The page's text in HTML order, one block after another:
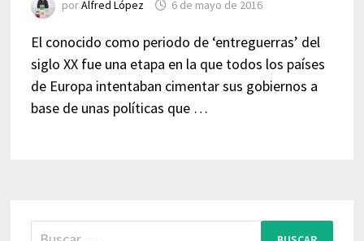
porAlfred López 6 de mayo de 2016
El conocido como periodo de ‘entreguerras’ del
siglo XX fue una etapa en la que todos los países
de Europa intentaban cimentar sus gobiernos a
base de unas políticas que …
Buscar: